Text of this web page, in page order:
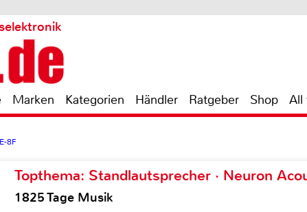
Marken Kategorien Händler Ratgeber Shop All
8F
Topthema: Standlautsprecher · Neuron
1825 Tage Musik